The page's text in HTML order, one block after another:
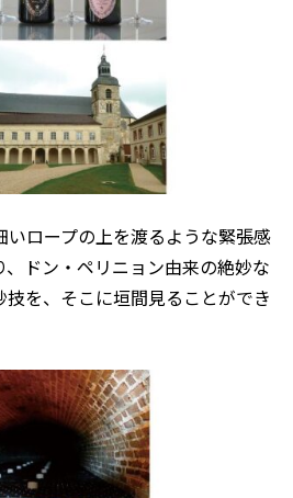
いロープの上を渡るような緊張感
ドン・ペリニョン由来の絶妙な
を、そこに垣間見ることができ